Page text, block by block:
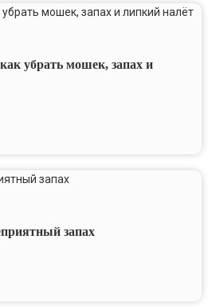
убрать мошек, запах и
запах